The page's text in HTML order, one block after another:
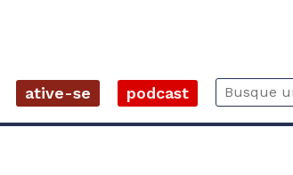
ative-se podcast